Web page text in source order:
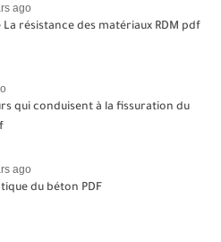
ago
La résistance des matériaux RDM pdf
qui conduisent à la fissuration du
ago
du béton PDF